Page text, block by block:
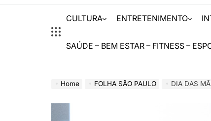
CULTURA ENTRETENIMENTO
SAÚDE – BEM ESTAR – FITNESS –
Home FOLHA SÃO PAULO DIA DAS